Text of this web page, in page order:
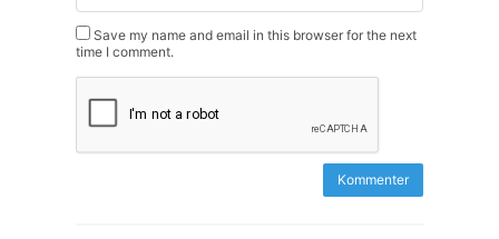
Save my name and email in this browser for the next
time I comment.